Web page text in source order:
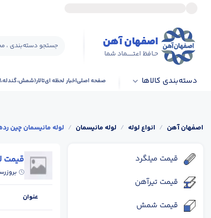
اصفهان آهن
حـافظ اعتــــــماد شما
جستجو دسته‌بندی ،
دسته‌بندی کالاها صفحه اصلیاخبار لحظه ای
اصفهان آهن / انواع لوله / لوله مانیسمان / لوله مانیسمان چین رده 80
قیمت میلگرد
قیمت تیرآهن
قیمت شمش
قیمت
عنوان